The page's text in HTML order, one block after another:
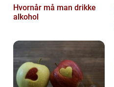
Hvornår må man drikke
alkohol